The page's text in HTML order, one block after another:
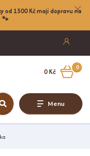
od 1500 Kč mají dopravu na
🐾
Menu
0
0 Kč